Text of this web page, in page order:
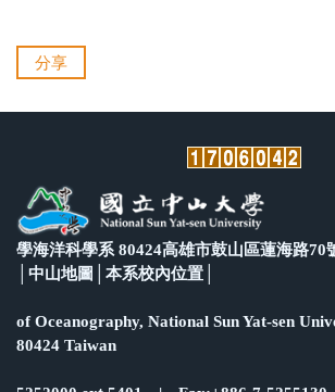
分享
國
學海洋科學系 80424高雄市鼓山區蓮海路70
中山地圖 本系校內位置
of Oceanography, National Sun Yat-sen
80424 Taiwan